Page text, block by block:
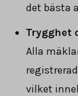
det bästa
Trygghet
Alla
vilket